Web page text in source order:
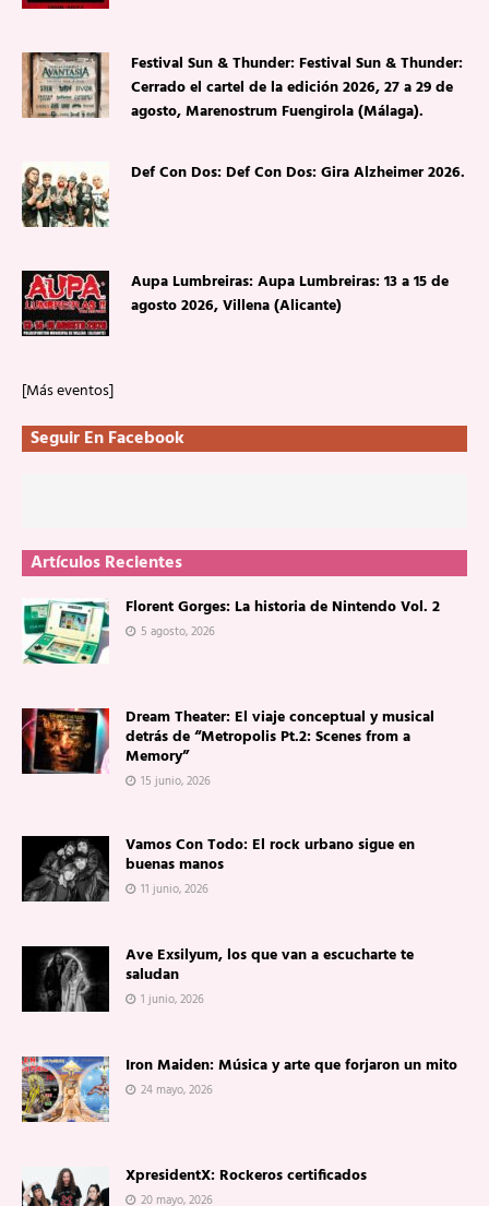
Festival Sun & Thunder: Festival Sun & Thunder:
Cerrado el cartel de la edición 2026, 27 a 29 de
agosto, Marenostrum Fuengirola (Málaga).
Def Con Dos: Def Con Dos: Gira Alzheimer 2026.
Aupa Lumbreiras: Aupa Lumbreiras: 13 a 15 de
agosto 2026, Villena (Alicante)
[Más eventos]
Seguir En Facebook
Artículos Recientes
Florent Gorges: La historia de Nintendo Vol. 2
5 agosto, 2026
Dream Theater: El viaje conceptual y musical
detrás de “Metropolis Pt.2: Scenes from a
Memory”
15 junio, 2026
Vamos Con Todo: El rock urbano sigue en
buenas manos
11 junio, 2026
Ave Exsilyum, los que van a escucharte te
saludan
1 junio, 2026
Iron Maiden: Música y arte que forjaron un mito
24 mayo, 2026
XpresidentX: Rockeros certificados
20 mayo, 2026